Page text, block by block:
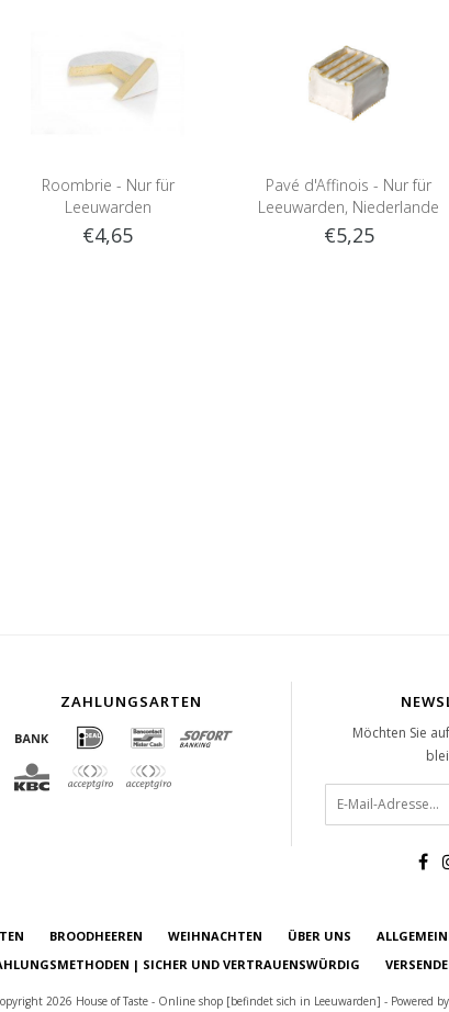
Roombrie - Nur für
Leeuwarden
€4,65
Pavé d'Affinois - Nur für
Leeuwarden, Niederlande
€5,25
ZAHLUNGSARTEN
Möchten Sie
BROODHEEREN WEIHNACHTEN ÜBER UNS
| SICHER UND VERTRAUENSWÜRDIG
2026 House of Taste - Online shop [befindet sich in Leeuwarden] - Powered by